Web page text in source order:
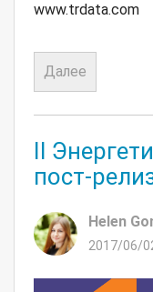
www.trdata.com
Далее
II
пост-
Helen
2017/06/